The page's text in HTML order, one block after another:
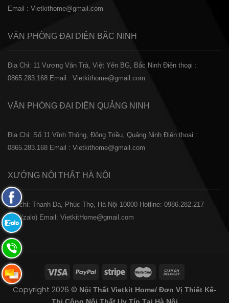
Email : Vietkithome@gmail.com
VĂN PHÒNG ĐẠI DIỆN BẮC NINH
Địa Chỉ: 11 Vương Văn Trà, Việt Yên BG, Bắc Ninh Điện thoại :
0865.283.168 Email : Vietkithome@gmail.com
VĂN PHÒNG ĐẠI DIỆN QUẢNG NINH
Địa Chỉ: Số 11 Vĩnh Thông, Đông Triều, Quảng Ninh Điện thoại :
0865.283.168 Email : Vietkithome@gmail.com
XƯỞNG NỘI THẤT HÀ NỘI
️Địa chỉ: Thanh Đa, Phúc Thọ, Hà Nội 10000 Hotline: 0986.282.217
(Call/zalo) Email: VietkitHome@gmail.com
Copyright 2026 © Nội Thất Vietkit Home/ Đơn Vị Thiết Kế-
Fanpage
Facebook
Zalo:
0865.283.168
Hotline:
0865.283.168
Hotline:
0865.283.168